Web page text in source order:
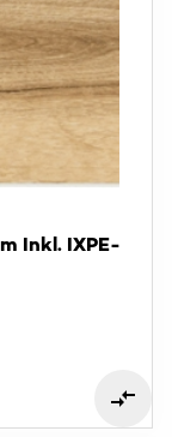
Inkl. IXPE-